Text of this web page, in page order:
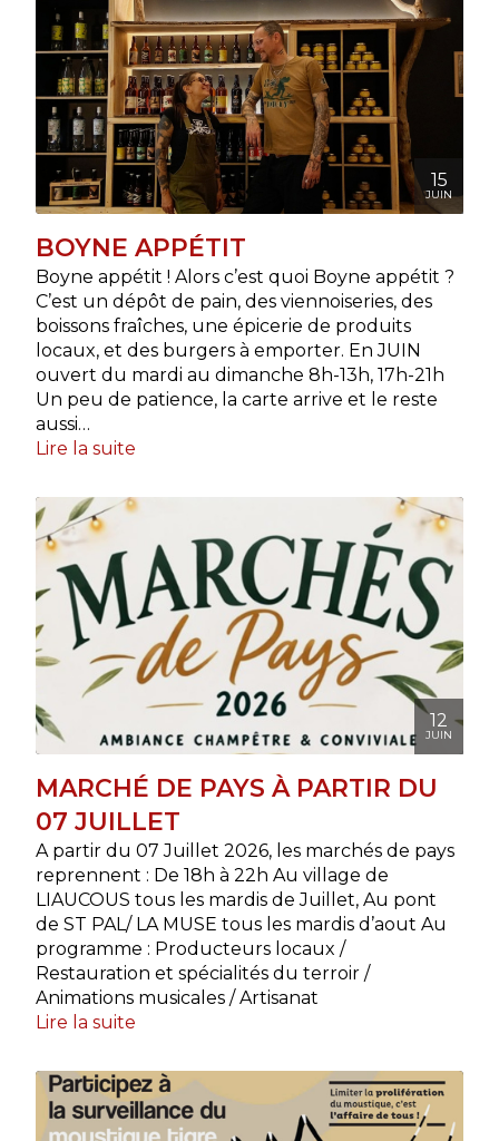
15
JUIN
BOYNE APPÉTIT
Boyne appétit ! Alors c’est quoi Boyne appétit ?
C’est un dépôt de pain, des viennoiseries, des
boissons fraîches, une épicerie de produits
locaux, et des burgers à emporter. En JUIN
ouvert du mardi au dimanche 8h-13h, 17h-21h
Un peu de patience, la carte arrive et le reste
aussi…
Lire la suite
12
JUIN
MARCHÉ DE PAYS À PARTIR DU
07 JUILLET
A partir du 07 Juillet 2026, les marchés de pays
reprennent : De 18h à 22h Au village de
LIAUCOUS tous les mardis de Juillet, Au pont
de ST PAL/ LA MUSE tous les mardis d’aout Au
programme : Producteurs locaux /
Restauration et spécialités du terroir /
Animations musicales / Artisanat
Lire la suite